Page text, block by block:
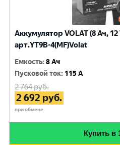
Аккумулятор VOLAT (8 Ач,
арт.YT9B-4(MF)Volat
Емкость:8 Ач
Пусковой ток: 115 A
2 764руб.
2 692 руб.
при обмене
Купить в